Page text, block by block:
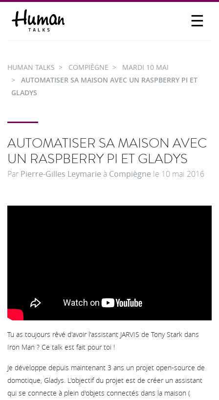
☰
PARTICIPER
HUMAN TALKS COMPIÈGNE
MARDI 10 MAI
AUTOMATISER SA MAISON AVEC UN RASPBERRY PI ET
GLADYS
AUTOMATISER SA MAISON AVEC
UN RASPBERRY PI ET GLADYS
Par Pierre-Gilles Leymarie à Compiègne le 10 mai 2016
Tu as toujours rêvé d'avoir l'assistant JARVIS de Tony Stark dans
Iron Man ? Ce talk est fait pour toi !
Je développe depuis maintenant 3 ans un projet open-source de
domotique, Gladys. L'objectif du projet est de créer un assistant
qui se connecte à plein d'objets connectés dans la maison (